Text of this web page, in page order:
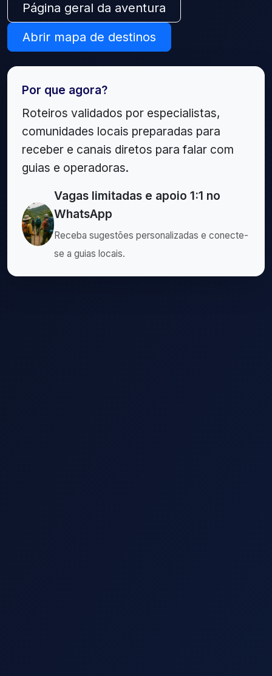
Página geral da aventura
Abrir mapa de destinos
Por que agora?
Roteiros validados por especialistas,
comunidades locais preparadas para
receber e canais diretos para falar com
guias e operadoras.
Vagas limitadas e apoio 1:1 no
WhatsApp
Receba sugestões personalizadas e conecte-
se a guias locais.